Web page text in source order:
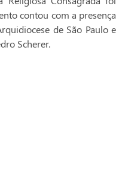
contou com a presença
de São Paulo e
Scherer.